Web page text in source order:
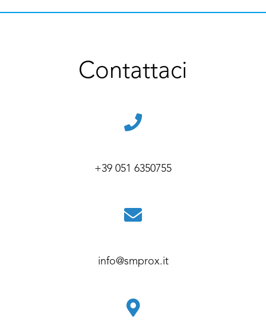
Contattaci
+39 051 6350755
info@smprox.it